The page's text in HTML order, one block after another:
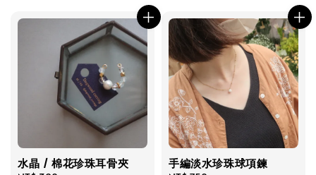
水晶 / 棉花珍珠耳骨夾 手編淡水珍珠球項鍊